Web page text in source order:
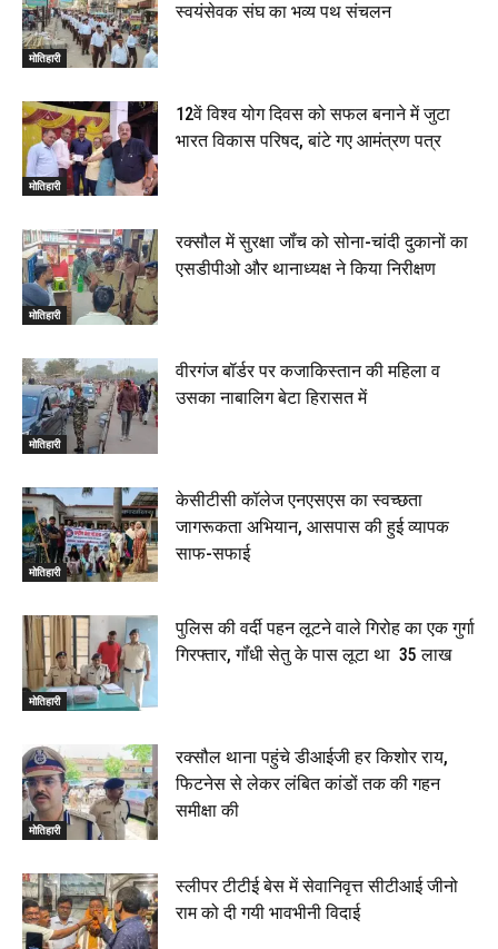
मोतिहारी
स्वयंसेवक संघ का भव्य पथ संचलन
मोतिहारी
12वें विश्व योग दिवस को सफल बनाने में जुटा
भारत विकास परिषद, बांटे गए आमंत्रण पत्र
मोतिहारी
रक्सौल में सुरक्षा जॉंच को सोना-चांदी दुकानों का
एसडीपीओ और थानाध्यक्ष ने किया निरीक्षण
मोतिहारी
वीरगंज बॉर्डर पर कजाकिस्तान की महिला व
उसका नाबालिग बेटा हिरासत में
मोतिहारी
केसीटीसी कॉलेज एनएसएस का स्वच्छता
जागरूकता अभियान, आसपास की हुई व्यापक
साफ-सफाई
मोतिहारी
पुलिस की वर्दी पहन लूटने वाले गिरोह का एक गुर्गा
गिरफ्तार, गॉंधी सेतु के पास लूटा था ₹ 35 लाख
मोतिहारी
रक्सौल थाना पहुंचे डीआईजी हर किशोर राय,
फिटनेस से लेकर लंबित कांडों तक की गहन
समीक्षा की
स्लीपर टीटीई बेस में सेवानिवृत्त सीटीआई जीनो
राम को दी गयी भावभीनी विदाई